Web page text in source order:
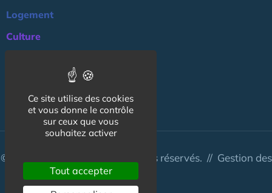
Logement
Culture
NOS AUTRES SITES :
© CapCampus 2026 - Tous droits réservés. // Gestion des
Ce site utilise des cookies
et vous donne le contrôle
sur ceux que vous
souhaitez activer
Tout accepter